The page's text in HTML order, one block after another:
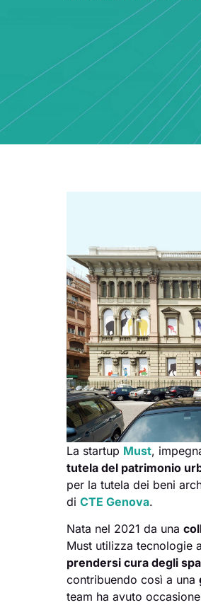
La startup Must,
tutela del patrimonio
per la tutela dei beni
diCTE Genova.
Nata nel 2021 da una
Must utilizza tecnologie
prendersi cura degli
contribuendo così a una
team ha avuto